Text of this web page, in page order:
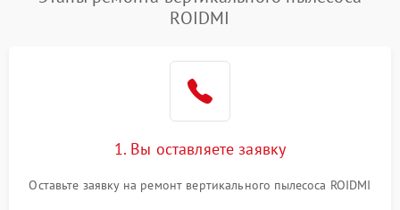
ROIDMI
1. Вы оставляете заявку
Оставьте заявку на ремонт вертикального пылесоса ROIDMI